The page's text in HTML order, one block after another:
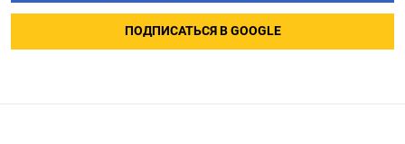
ПОДПИСАТЬСЯ В GOOGLE